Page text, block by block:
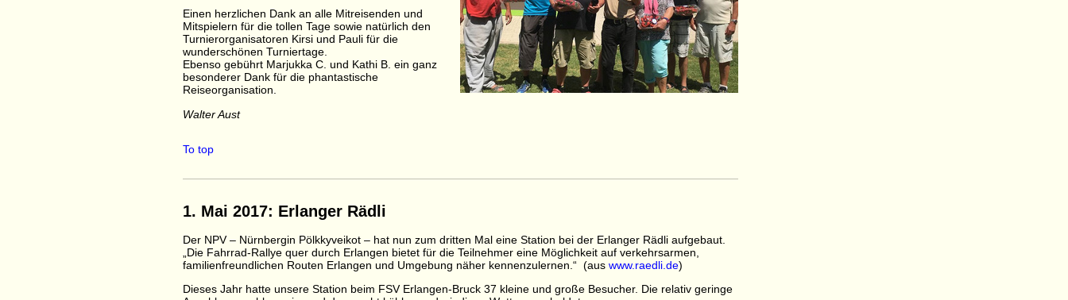
Einen herzlichen Dank an alle Mitreisenden und
Mitspielern für die tollen Tage sowie natürlich den
Turnierorganisatoren Kirsi und Pauli für die
wunderschönen Turniertage.
Ebenso gebührt Marjukka C. und Kathi B. ein ganz
besonderer Dank für die phantastische
Reiseorganisation.
Walter Aust
To top
1. Mai 2017: Erlanger Rädli
Der NPV – Nürnbergin Pölkkyveikot – hat nun zum dritten Mal eine Station bei der Erlanger Rädli aufgebaut.
„Die Fahrrad-Rallye quer durch Erlangen bietet für die Teilnehmer eine Möglichkeit auf verkehrsarmen,
familienfreundlichen Routen Erlangen und Umgebung näher kennenzulernen.“ (aus www.raedli.de)
Dieses Jahr hatte unsere Station beim FSV Erlangen-Bruck 37 kleine und große Besucher. Die relativ geringe